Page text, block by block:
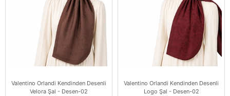
Valentino Orlandi Kendinden Desenli
Velora Şal - Desen-02
Valentino Orlandi Kendinden Desenli
Logo Şal - Desen-02